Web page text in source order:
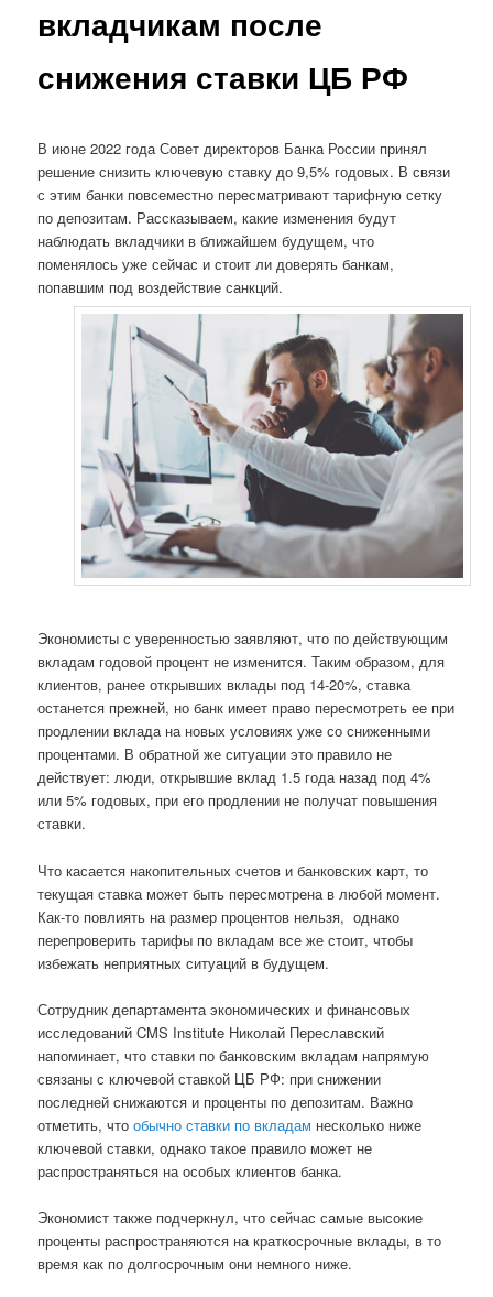
вкладчикам после
снижения ставки ЦБ РФ
В июне 2022 года Совет директоров Банка России принял
решение снизить ключевую ставку до 9,5% годовых. В связи
с этим банки повсеместно пересматривают тарифную сетку
по депозитам. Рассказываем, какие изменения будут
наблюдать вкладчики в ближайшем будущем, что
поменялось уже сейчас и стоит ли доверять банкам,
попавшим под воздействие санкций.
Экономисты с уверенностью заявляют, что по действующим
вкладам годовой процент не изменится. Таким образом, для
клиентов, ранее открывших вклады под 14-20%, ставка
останется прежней, но банк имеет право пересмотреть ее при
продлении вклада на новых условиях уже со сниженными
процентами. В обратной же ситуации это правило не
действует: люди, открывшие вклад 1.5 года назад под 4%
или 5% годовых, при его продлении не получат повышения
ставки.
Что касается накопительных счетов и банковских карт, то
текущая ставка может быть пересмотрена в любой момент.
Как-то повлиять на размер процентов нельзя, однако
перепроверить тарифы по вкладам все же стоит, чтобы
избежать неприятных ситуаций в будущем.
Сотрудник департамента экономических и финансовых
исследований CMS Institute Николай Переславский
напоминает, что ставки по банковским вкладам напрямую
связаны с ключевой ставкой ЦБ РФ: при снижении
последней снижаются и проценты по депозитам. Важно
отметить, чтообычно ставки по вкладам несколько ниже
ключевой ставки, однако такое правило может не
распространяться на особых клиентов банка.
Экономист также подчеркнул, что сейчас самые высокие
проценты распространяются на краткосрочные вклады, в то
время как по долгосрочным они немного ниже.